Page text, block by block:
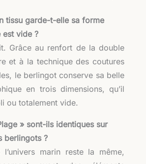
tissu garde-t-elle sa forme
est vide ?
Grâce au renfort de la double
et à la technique des coutures
le berlingot conserve sa belle
en trois dimensions, qu’il
ou totalement vide.
» sont-ils identiques sur
berlingots ?
marin reste la même,